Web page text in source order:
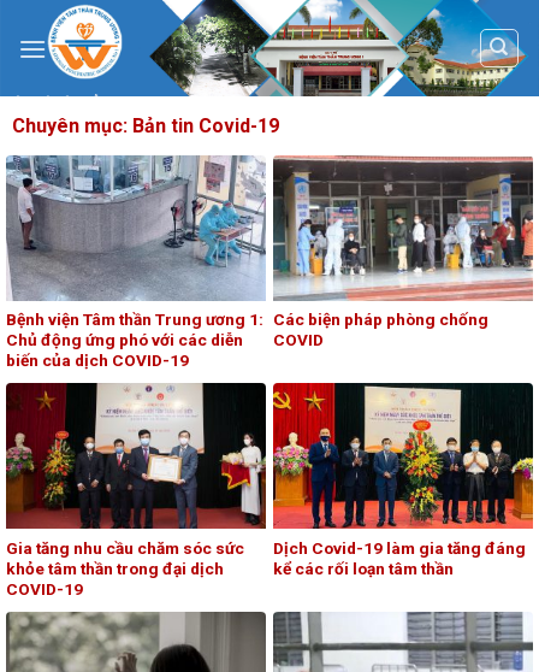
content
Chuyên mục: Bản tin Covid-19
Bệnh viện Tâm thần Trung ương 1:
Chủ động ứng phó với các diễn
biến của dịch COVID-19
Các biện pháp phòng chống
COVID
Gia tăng nhu cầu chăm sóc sức
khỏe tâm thần trong đại dịch
COVID-19
Dịch Covid-19 làm gia tăng đáng
kể các rối loạn tâm thần